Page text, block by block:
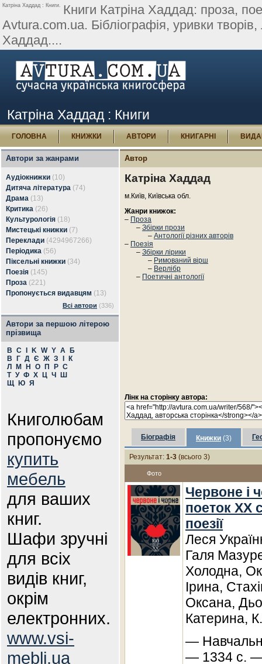
Катріна Хаддад : Книги. Книги Катріна Хаддад: проза,
Avtura.com.ua. Бібліографія, уривки творів,
Хаддад....
Катріна Хаддад : Книги
ГОЛОВНА КНИЖКИ АВТОРИ КНИГАРНІ
Автори за жанрами
Аудіокнижки (10)
Дитяча література (74)
Драма (13)
Критика (26)
Культурологія (18)
Мистецькі книжки (7)
Переклади (4294967266)
Періодика (56)
Піксельні книжки (34)
Поезія (145)
Проза (221)
Пропонується видавцям (13)
Всі автори (336)
Автори за першою літерою
прізвища
B C K W Y А
Б
В
Г Д Є Ж З
К
Л
М Н О П Р С
Т У Ф Х Ц Ч
Ш
Щ
Ю Я
Книголюбам
пропонуємо
купить
мебель
для ваших
книг.
Шафи зручні
для всіх
видів книг,
окрім
електронних.
www.vsi-
mebli.ua
Автор
Катріна Хаддад
м.Київ, Київська обл.
Жанри книжок:
– Проза
– Збірки прози
– Антології різних авторів
– Поезія
– Збірки лірики
– Римований вірш
– Верлібр
– Поетичні антології
Лінк на сторінку автора:
Біографія Книжки (3)
Результат: 1-3 (всього 3)
Фото
Червоне і
поеток ХХ
поезії
Леся
Галя
Холодна,
Ірина,
Оксана,
Катерина,
—
— 1334 с. —